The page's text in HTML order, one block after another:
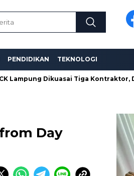
PENDIDIKAN TEKNOLOGI
Dikuasai Tiga Kontraktor, Dugaan
Day